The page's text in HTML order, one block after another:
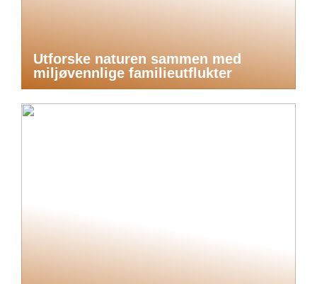
Utforske naturen sammen med
miljøvennlige familieutflukter